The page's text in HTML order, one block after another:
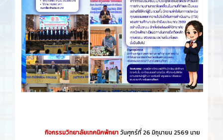
กิจกรรมวิทยาลัยเทคนิคพัทยาวันศุกร์​ที่ 26 ​มิถุนายน​ 2569 นาย